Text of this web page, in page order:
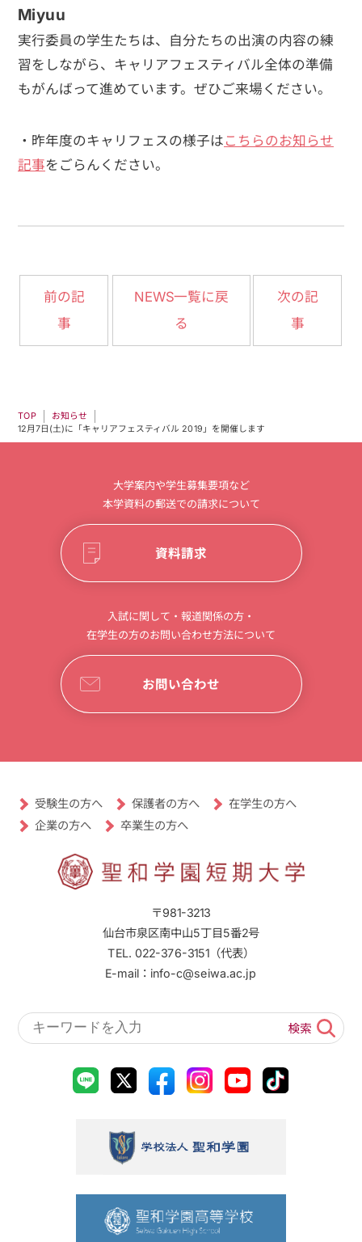
Miyuu
実行委員の学生たちは、自分たちの出演の内容の練
習をしながら、キャリアフェスティバル全体の準備
もがんばって進めています。ぜひご来場ください。
・昨年度のキャリフェスの様子はこちらのお知らせ
記事をごらんください。
前の記
事
NEWS一覧に戻
る
次の記
事
TOP お知らせ
12月7日(土)に「キャリアフェスティバル 2019」を開催します
大学案内や学生募集要項など
本学資料の郵送での請求について
資料請求
入試に関して・報道関係の方・
在学生の方のお問い合わせ方法について
お問い合わせ
〒981-3213
仙台市泉区南中山5丁目5番2号
TEL. 022-376-3151（代表）
E-mail：info-c@seiwa.ac.jp
受験生の方へ 保護者の方へ 在学生の方へ
企業の方へ 卒業生の方へ